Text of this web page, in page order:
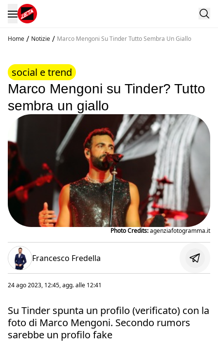
Home / Notizie / Marco Mengoni Su Tinder Tutto Sembra Un Giallo
social e trend
Marco Mengoni su Tinder? Tutto
sembra un giallo
Photo Credits:agenziafotogramma.it
Francesco Fredella
24 ago 2023, 12:45, agg. alle 12:41
Su Tinder spunta un profilo (verificato) con la
foto di Marco Mengoni. Secondo rumors
sarebbe un profilo fake